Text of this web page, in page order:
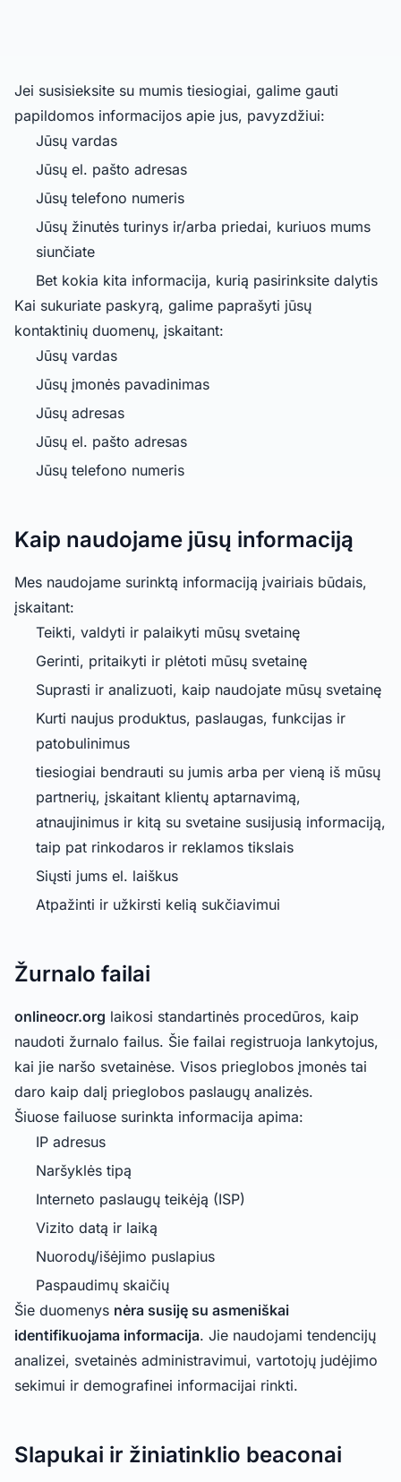
Jei susisieksite su mumis tiesiogiai, galime gauti
papildomos informacijos apie jus, pavyzdžiui:
Jūsų vardas
Jūsų el. pašto adresas
Jūsų telefono numeris
Jūsų žinutės turinys ir/arba priedai, kuriuos mums
siunčiate
Bet kokia kita informacija, kurią pasirinksite dalytis
Kai sukuriate paskyrą, galime paprašyti jūsų
kontaktinių duomenų, įskaitant:
Jūsų vardas
Jūsų įmonės pavadinimas
Jūsų adresas
Jūsų el. pašto adresas
Jūsų telefono numeris
Kaip naudojame jūsų informaciją
Mes naudojame surinktą informaciją įvairiais būdais,
įskaitant:
Teikti, valdyti ir palaikyti mūsų svetainę
Gerinti, pritaikyti ir plėtoti mūsų svetainę
Suprasti ir analizuoti, kaip naudojate mūsų svetainę
Kurti naujus produktus, paslaugas, funkcijas ir
patobulinimus
tiesiogiai bendrauti su jumis arba per vieną iš mūsų
partnerių, įskaitant klientų aptarnavimą,
atnaujinimus ir kitą su svetaine susijusią informaciją,
taip pat rinkodaros ir reklamos tikslais
Siųsti jums el. laiškus
Atpažinti ir užkirsti kelią sukčiavimui
Žurnalo failai
onlineocr.org laikosi standartinės procedūros, kaip
naudoti žurnalo failus. Šie failai registruoja lankytojus,
kai jie naršo svetainėse. Visos prieglobos įmonės tai
daro kaip dalį prieglobos paslaugų analizės.
Šiuose failuose surinkta informacija apima:
IP adresus
Naršyklės tipą
Interneto paslaugų teikėją (ISP)
Vizito datą ir laiką
Nuorodų/išėjimo puslapius
Paspaudimų skaičių
Šie duomenys nėra susiję su asmeniškai
identifikuojama informacija. Jie naudojami tendencijų
analizei, svetainės administravimui, vartotojų judėjimo
sekimui ir demografinei informacijai rinkti.
Slapukai ir žiniatinklio beaconai